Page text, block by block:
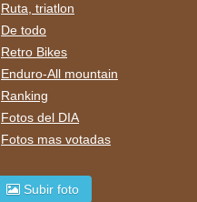
Ruta, triatlon
De todo
Retro Bikes
Enduro-All mountain
Ranking
Fotos del DIA
Fotos mas votadas
Subir foto